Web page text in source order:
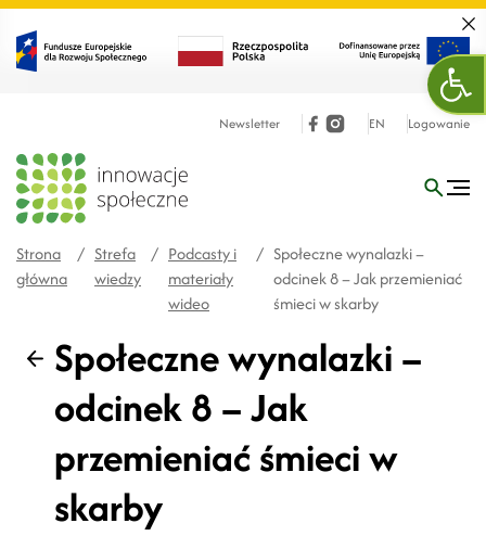
Newsletter EN Logowanie
Strona
główna
/ Strefa
wiedzy
/ Podcasty i
materiały
wideo
/ Społeczne wynalazki –
odcinek 8 – Jak przemieniać
śmieci w skarby
Wstecz
Społeczne wynalazki –
odcinek 8 – Jak
przemieniać śmieci w
skarby